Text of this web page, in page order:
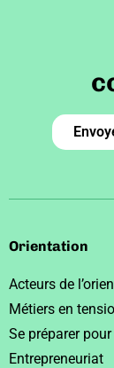
Orientation
Acteurs de
Métiers en
Se préparer pour
Entrepreneuriat